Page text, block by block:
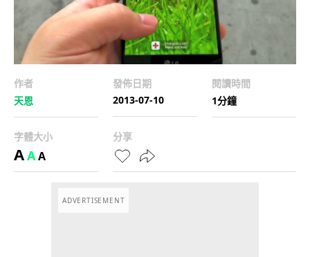
作者
天恩
發佈日期
2013-07-10
閱讀時間
1分鐘
字體大小
AAA
分享
ADVERTISEMENT